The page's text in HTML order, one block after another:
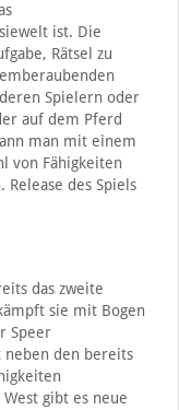
ist. Die
Rätsel zu
Spielern oder
auf dem Pferd
man mit einem
von Fähigkeiten
des Spiels
das zweite
sie mit Bogen
Speer
neben den bereits
gibt es neue